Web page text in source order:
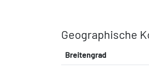
Geographische
Breitengrad